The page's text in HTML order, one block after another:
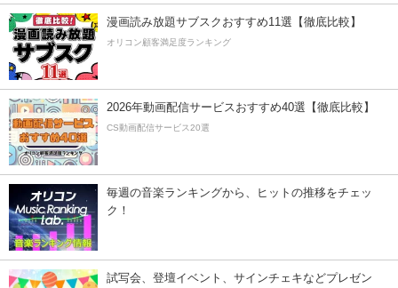
漫画読み放題サブスクおすすめ11選【徹底比較】
オリコン顧客満足度ランキング
2026年動画配信サービスおすすめ40選【徹底比較】
CS動画配信サービス20選
毎週の音楽ランキングから、ヒットの推移をチェッ
ク！
試写会、登壇イベント、サインチェキなどプレゼン